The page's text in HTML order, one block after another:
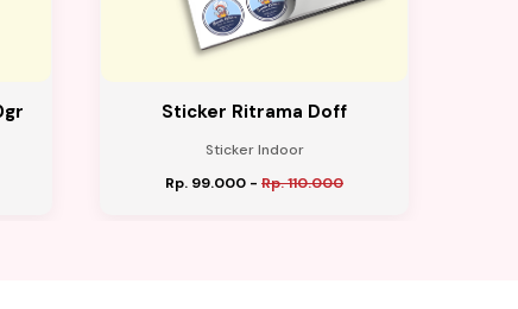
Sticker Ritrama Doff
Sticker Indoor
Rp. 99.000 - Rp. 110.000